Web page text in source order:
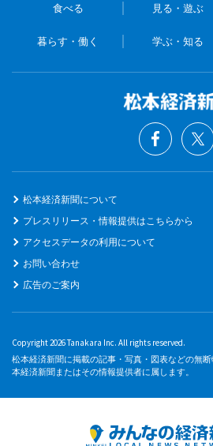
食べる 見る・遊ぶ
暮らす・働く 学ぶ・知る
松本経済新聞について
プレスリリース・情報提供はこちらから
アクセスデータの利用について
お問い合わせ
広告のご案内
Copyright 2026 Tanakara Inc. All rights reserved.
松本経済新聞に掲載の記事・写真・図表などの無
本経済新聞またはその情報提供者に属します。